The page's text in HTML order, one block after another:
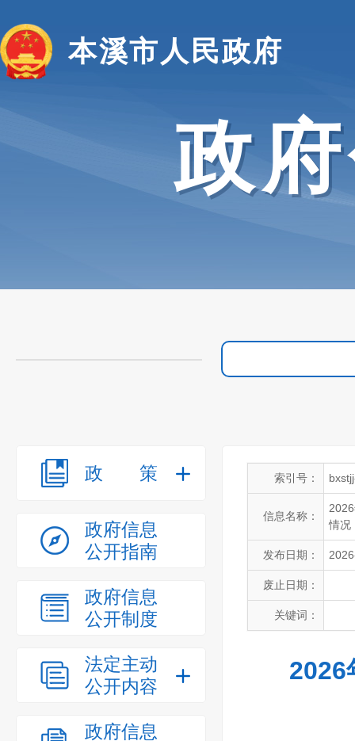
本溪市人民政府
政
政策
政府信息
公开指南
政府信息
公开制度
法定主动
公开内容
政府信息
索引号：
信息名称：
情况
发布日期：
废止日期：
关键词：
2026